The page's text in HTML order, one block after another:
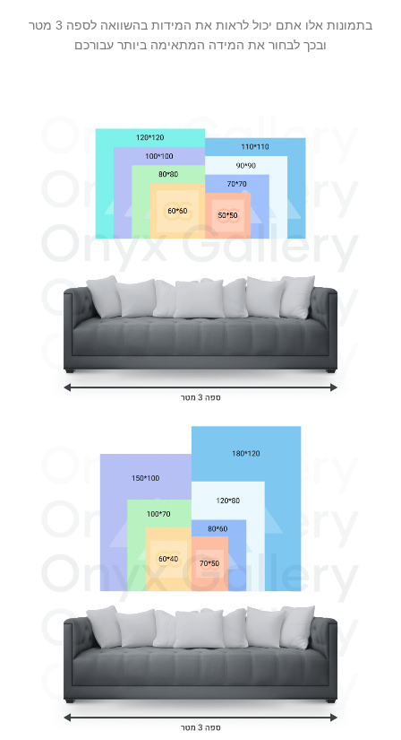
בתמונות אלו אתם יכול לראות את המידות בהשוואה לספה 3 מטר
ובכך לבחור את המידה המתאימה ביותר עבורכם